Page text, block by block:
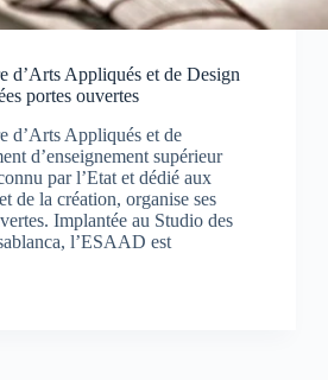
d’Arts Appliqués et de Design
portes ouvertes
d’Arts Appliqués et de
d’enseignement supérieur
par l’Etat et dédié aux
de la création, organise ses
Implantée au Studio des
l’ESAAD est